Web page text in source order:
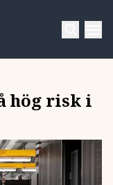
hög risk i